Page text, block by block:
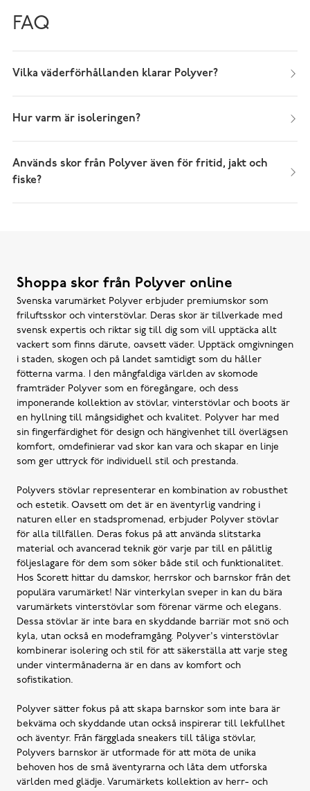
FAQ
Vilka väderförhållanden klarar Polyver?
Hur varm är isoleringen?
Används skor från Polyver även för fritid, jakt och
fiske?
Shoppa skor från Polyver online
Svenska varumärket Polyver erbjuder premiumskor som
friluftsskor och vinterstövlar. Deras skor är tillverkade med
svensk expertis och riktar sig till dig som vill upptäcka allt
vackert som finns därute, oavsett väder. Upptäck omgivningen
i staden, skogen och på landet samtidigt som du håller
fötterna varma. I den mångfaldiga världen av skomode
framträder Polyver som en föregångare, och dess
imponerande kollektion av stövlar, vinterstövlar och boots är
en hyllning till mångsidighet och kvalitet. Polyver har med
sin fingerfärdighet för design och hängivenhet till överlägsen
komfort, omdefinierar vad skor kan vara och skapar en linje
som ger uttryck för individuell stil och prestanda.
Polyvers stövlar representerar en kombination av robusthet
och estetik. Oavsett om det är en äventyrlig vandring i
naturen eller en stadspromenad, erbjuder Polyver stövlar
för alla tillfällen. Deras fokus på att använda slitstarka
material och avancerad teknik gör varje par till en pålitlig
följeslagare för dem som söker både stil och funktionalitet.
Hos Scorett hittar du damskor, herrskor och barnskor från det
populära varumärket! När vinterkylan sveper in kan du bära
varumärkets vinterstövlar som förenar värme och elegans.
Dessa stövlar är inte bara en skyddande barriär mot snö och
kyla, utan också en modeframgång. Polyver's vinterstövlar
kombinerar isolering och stil för att säkerställa att varje steg
under vintermånaderna är en dans av komfort och
sofistikation.
Polyver sätter fokus på att skapa barnskor som inte bara är
bekväma och skyddande utan också inspirerar till lekfullhet
och äventyr. Från färgglada sneakers till tåliga stövlar,
Polyvers barnskor är utformade för att möta de unika
behoven hos de små äventyrarna och låta dem utforska
världen med glädje. Varumärkets kollektion av herr- och